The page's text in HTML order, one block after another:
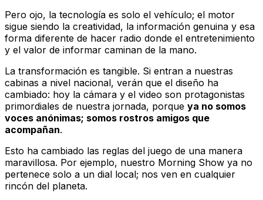
Pero ojo, la tecnología es solo el vehículo; el motor
sigue siendo la creatividad, la información genuina y esa
forma diferente de hacer radio donde el entretenimiento
y el valor de informar caminan de la mano.
La transformación es tangible. Si entran a nuestras
cabinas a nivel nacional, verán que el diseño ha
cambiado: hoy la cámara y el video son protagonistas
primordiales de nuestra jornada, porque ya no somos
voces anónimas; somos rostros amigos que
acompañan.
Esto ha cambiado las reglas del juego de una manera
maravillosa. Por ejemplo, nuestro Morning Show ya no
pertenece solo a un dial local; nos ven en cualquier
rincón del planeta.